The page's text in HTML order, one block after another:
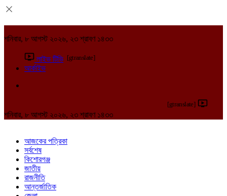
শনিবার, ৮ আগস্ট ২০২৬, ২৩ শ্রাবণ ১৪৩৩
লাইভ টিভি [gtranslate]
আর্কাইভ
[gtranslate]
শনিবার, ৮ আগস্ট ২০২৬, ২৩ শ্রাবণ ১৪৩৩
আজকের পত্রিকা
সর্বশেষ
কিশোরগঞ্জ
জাতীয়
রাজনীতি
আন্তর্জাতিক